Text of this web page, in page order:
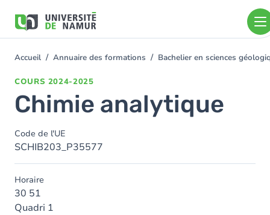
contenu
You
Accueil Annuaire des formations Bachelier en sciences
COURS 2024-2025
Chimie analytique
Code de l'UE
SCHIB203_P35577
Horaire
30 51
Quadri 1